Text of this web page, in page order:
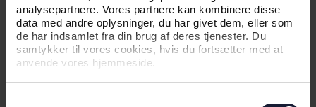
analysepartnere. Vores partnere kan kombinere disse
data med andre oplysninger, du har givet dem, eller som
de har indsamlet fra din brug af deres tjenester. Du
samtykker til vores cookies, hvis du fortsætter med at
anvende vores hjemmeside.
INFORMATION OM TESTKAMP PÅ
SØNDAG